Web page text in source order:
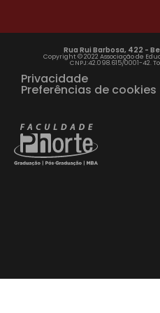
Rua Rui Barbosa, 422 -
Copyright © 2022 Associação de
CNPJ:42.098.615/0001-42.
Privacidade
Preferências de cookies